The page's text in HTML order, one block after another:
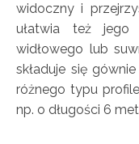
widoczny i
ułatwia też jego
widłowego lub
składuje się
różnego typu
np. o długości 6